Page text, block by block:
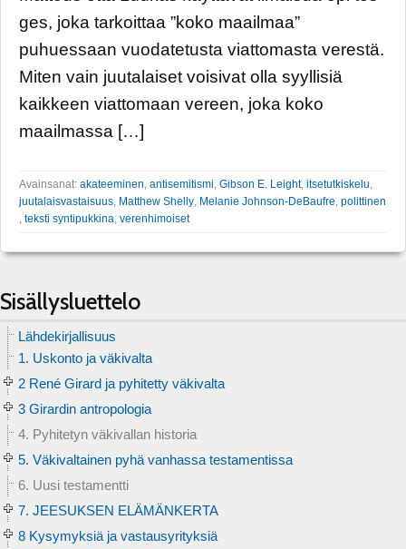
ges, joka tarkoittaa ”koko maailmaa”
puhuessaan vuodatetusta viattomasta verestä.
Miten vain juutalaiset voisivat olla syyllisiä
kaikkeen viattomaan vereen, joka koko
maailmassa […]
Avainsanat: akateeminen, antisemitismi, Gibson E. Leight, itsetutkiskelu,
juutalaisvastaisuus, Matthew Shelly, Melanie Johnson-DeBaufre, polittinen
, teksti syntipukkina, verenhimoiset
Sisällysluettelo
Lähdekirjallisuus
1. Uskonto ja väkivalta
2 René Girard ja pyhitetty väkivalta
3 Girardin antropologia
4. Pyhitetyn väkivallan historia
5. Väkivaltainen pyhä vanhassa testamentissa
6. Uusi testamentti
7. JEESUKSEN ELÄMÄNKERTA
8 Kysymyksiä ja vastausyrityksiä